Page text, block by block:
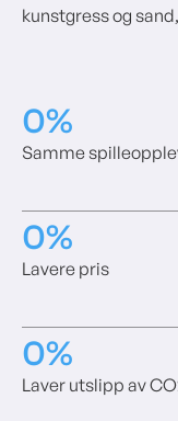
kunstgress og
0%
Samme
0%
Lavere pris
0%
Laver utslipp av